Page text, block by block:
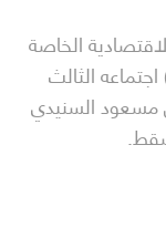
الخاصة
الحرة اليوم (20 سبتمبر 2022) اجتماعه الثالث
بن مسعود السنيدي